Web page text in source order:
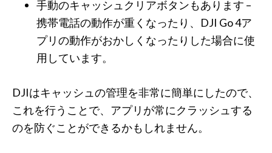
手動のキャッシュクリアボタンもあります –
携帯電話の動作が重くなったり、DJI Go 4ア
プリの動作がおかしくなったりした場合に使
用しています。
DJIはキャッシュの管理を非常に簡単にしたので、
これを行うことで、アプリが常にクラッシュする
のを防ぐことができるかもしれません。